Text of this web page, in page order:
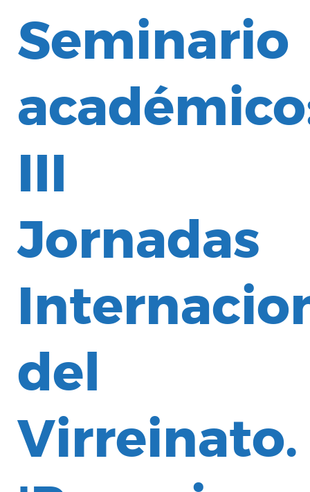
Seminario
III
Jornadas
del
Virreinato.